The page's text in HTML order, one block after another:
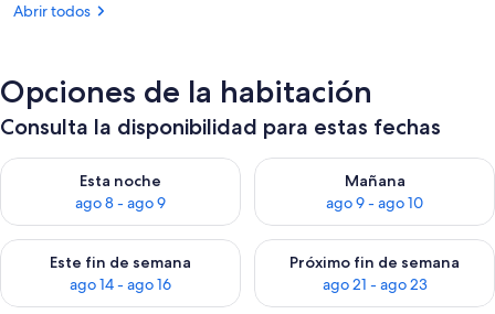
Abrir todos
Opciones de la habitación
Consulta la disponibilidad para estas fechas
Esta noche
ago 8 - ago 9
Consulta la disponibilidad para esta noche, ago 8 - ago 9
Mañana
ago 9 - ago 10
Consulta la disponibilidad
Este fin de semana
ago 14 - ago 16
Consulta la disponibilidad para este fin de semana, ago 14 -
Próximo fin de semana
ago 21 - ago 23
Consulta la disponibilidad